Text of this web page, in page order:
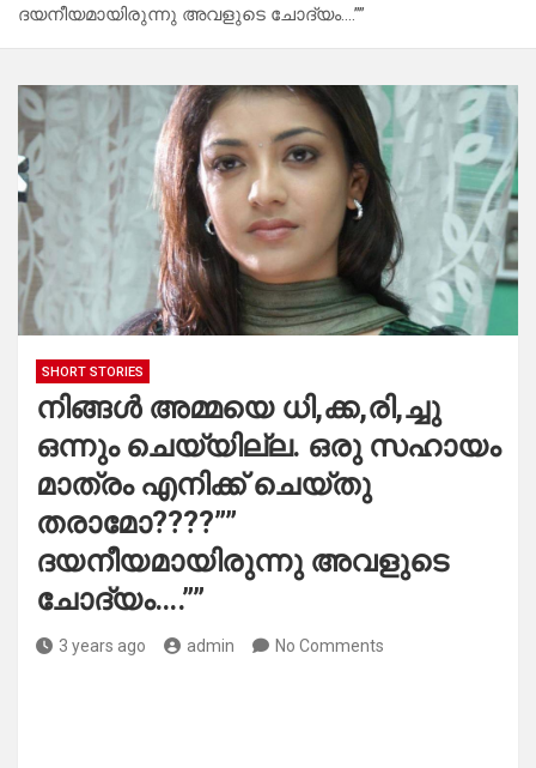
ദയനീയമായിരുന്നു അവളുടെ ചോദ്യം….””
SHORT STORIES
നിങ്ങൾ അമ്മയെ ധി,ക്ക,രി,ച്ചു
ഒന്നും ചെയ്യില്ല. ഒരു സഹായം
മാത്രം എനിക്ക് ചെയ്തു
തരാമോ????””
ദയനീയമായിരുന്നു അവളുടെ
ചോദ്യം….””
3 years ago admin No Comments